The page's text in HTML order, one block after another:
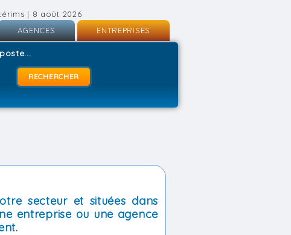
| 8 août 2026
AGENCES
Inscription
Connexion
ENTREPRISES
secteur et situées dans
entreprise ou une agence